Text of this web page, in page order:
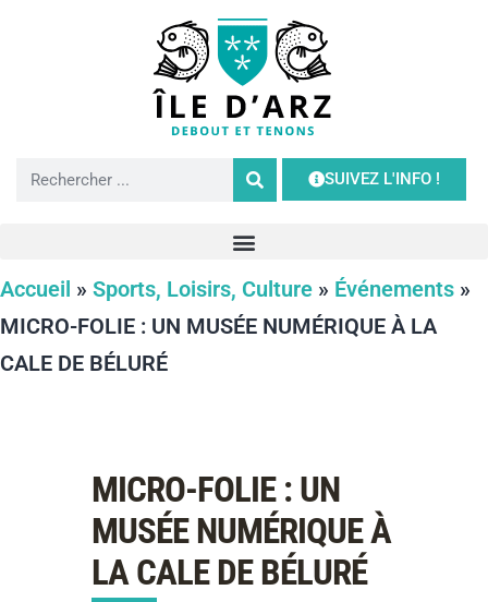
SUIVEZ L'INFO !
Accueil » Sports, Loisirs, Culture » Événements »
MICRO-FOLIE : UN MUSÉE NUMÉRIQUE À LA
CALE DE BÉLURÉ
MICRO-FOLIE : UN
MUSÉE NUMÉRIQUE À
LA CALE DE BÉLURÉ